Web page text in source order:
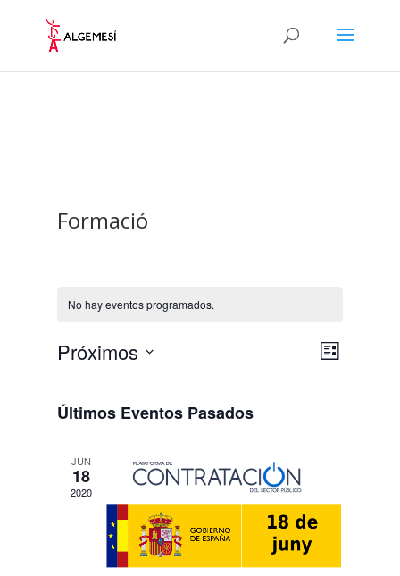
Formació
No hay eventos programados.
de
de
Lista
Próximos
fecha.
Últimos Eventos Pasados
JUN
18
2020